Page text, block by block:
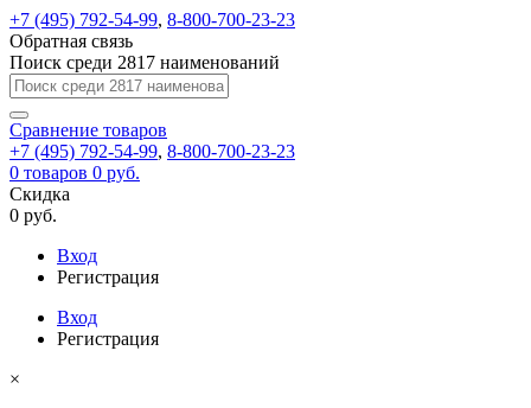
+7 (495) 792-54-99, 8-800-700-23-23
Обратная связь
Поиск среди 2817 наименований
Сравнение товаров
+7 (495) 792-54-99, 8-800-700-23-23
0 товаров 0 руб.
Скидка
0 руб.
Вход
Регистрация
Вход
Регистрация
×